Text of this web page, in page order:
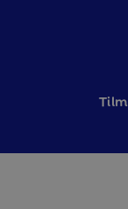
Tilm